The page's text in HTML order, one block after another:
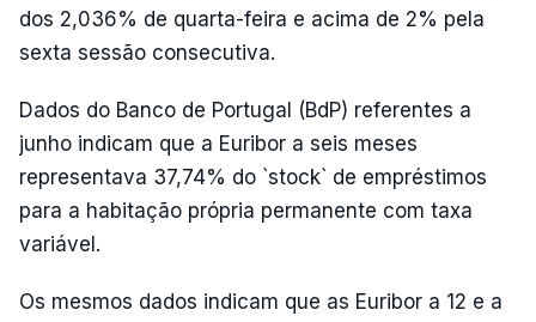
dos 2,036% de quarta-feira e acima de 2% pela
sexta sessão consecutiva.
Dados do Banco de Portugal (BdP) referentes a
junho indicam que a Euribor a seis meses
representava 37,74% do `stock` de empréstimos
para a habitação própria permanente com taxa
variável.
Os mesmos dados indicam que as Euribor a 12 e a